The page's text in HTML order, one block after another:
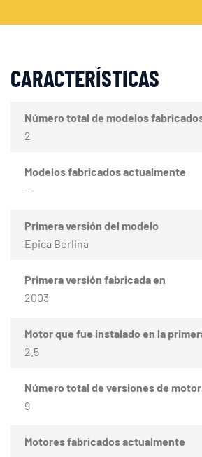
CARACTERÍSTICAS
Número total de modelos
2
Modelos fabricados actualmente
–
Primera versión del modelo
Epica Berlina
Primera versión fabricada en
2003
Motor que fue instalado en la
2.5
Número total de versiones de
9
Motores fabricados actualmente